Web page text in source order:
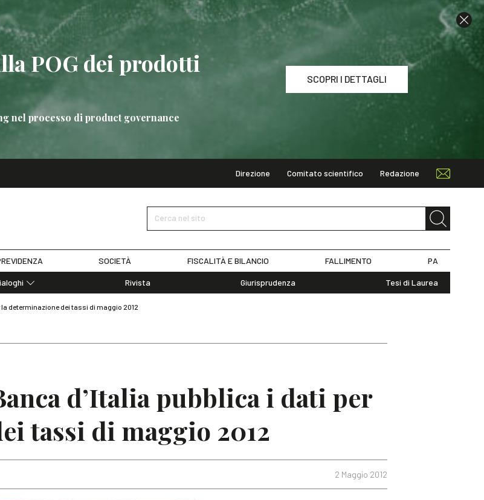
POG dei prodotti
nel processo di product governance
SCOPRI I DETTAGLI
guida EBA sulla POG dei prodotti bancari SCOPRI I DETTAGLI
Direzione Comitato scientifico Redazione
Cerca nel sito
SOCIETÀ FISCALITÀ E BILANCIO FALLIMENTO PA
Rivista Giurisprudenza Tesi di Laurea
determinazione dei tassi di maggio 2012
d’Italia pubblica i dati per
tassi di maggio 2012
2 Maggio 2012